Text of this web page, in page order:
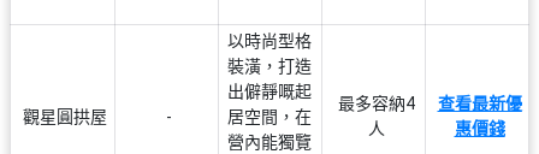
觀星圓拱屋 -
以時尚型格
裝潢，打造
出僻靜嘅起
居空間，在
營內能獨覽
最多容納4
人
查看最新優
惠價錢